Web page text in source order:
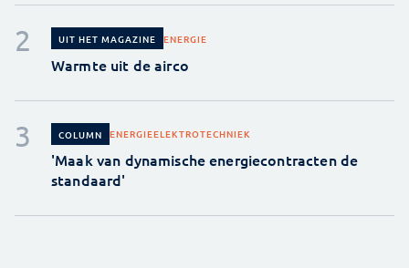
UIT HET MAGAZINE ENERGIE
Warmte uit de airco
COLUMN ENERGIEELEKTROTECHNIEK
'Maak van dynamische energiecontracten de
standaard'